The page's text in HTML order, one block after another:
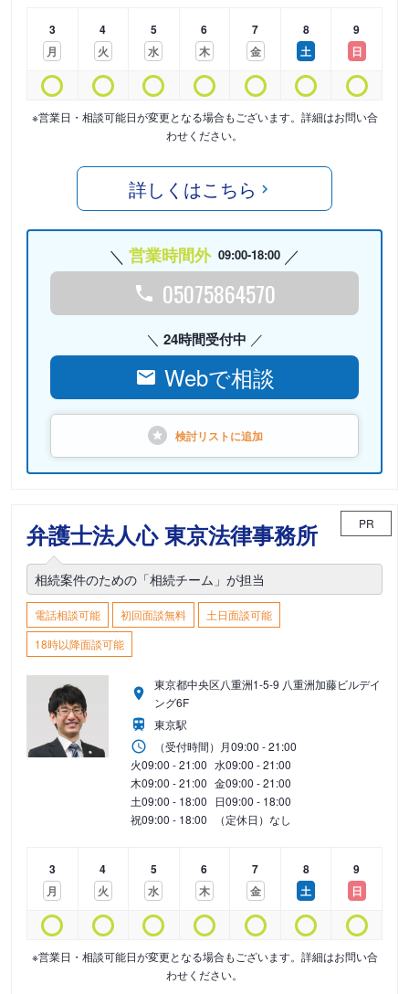
3
月
4
火
5
水
6
木
7
金
8
土
9
日
※営業日・相談可能日が変更となる場合もございます。詳細はお問い合
わせください。
詳しくはこちら
営業時間外 09:00-18:00
05075864570
24時間受付中
Webで相談
検討リストに追加
弁護士法人心 東京法律事務所 PR
相続案件のための「相続チーム」が担当
電話相談可能 初回面談無料
土日面談可能
18時以降面談可能
東京都中央区八重洲1-5-9 八重洲加藤ビルデイ
ング6F
東京駅
（受付時間） 月09:00 - 21:00
火09:00 - 21:00 水09:00 - 21:00
木09:00 - 21:00 金09:00 - 21:00
土09:00 - 18:00 日09:00 - 18:00
祝09:00 - 18:00 （定休日）なし
3
月
4
火
5
水
6
木
7
金
8
土
9
日
※営業日・相談可能日が変更となる場合もございます。詳細はお問い合
わせください。